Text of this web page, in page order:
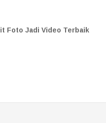
Foto Jadi Video Terbaik